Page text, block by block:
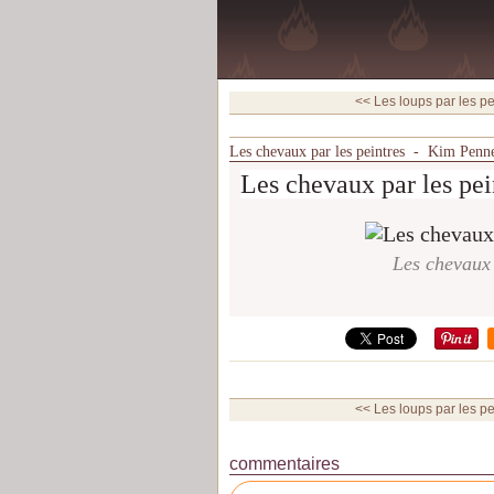
<< Les loups par les
Les chevaux par les peintres - Kim
Les chevaux par les
Les
<< Les loups par les
commentaires